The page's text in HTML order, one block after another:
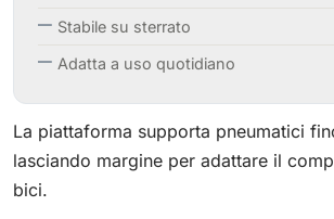
Stabile su sterrato
Adatta a uso quotidiano
La piattaforma supporta pneumatici
lasciando margine per adattare il
bici.